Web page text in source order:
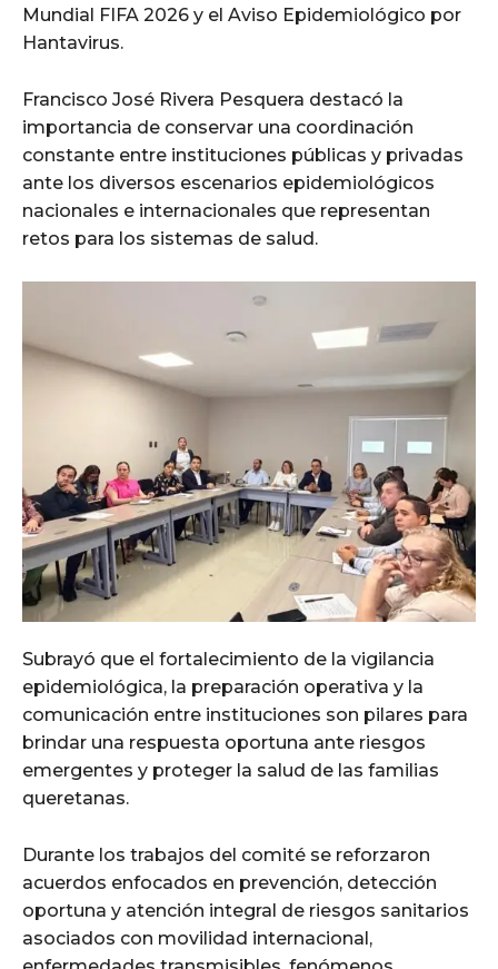
Mundial FIFA 2026 y el Aviso Epidemiológico por
Hantavirus.
Francisco José Rivera Pesquera destacó la
importancia de conservar una coordinación
constante entre instituciones públicas y privadas
ante los diversos escenarios epidemiológicos
nacionales e internacionales que representan
retos para los sistemas de salud.
Subrayó que el fortalecimiento de la vigilancia
epidemiológica, la preparación operativa y la
comunicación entre instituciones son pilares para
brindar una respuesta oportuna ante riesgos
emergentes y proteger la salud de las familias
queretanas.
Durante los trabajos del comité se reforzaron
acuerdos enfocados en prevención, detección
oportuna y atención integral de riesgos sanitarios
asociados con movilidad internacional,